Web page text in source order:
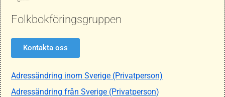
Folkbokföringsgruppen
Kontakta oss
Adressändring inom Sverige (Privatperson)
Adressändring från Sverige (Privatperson)